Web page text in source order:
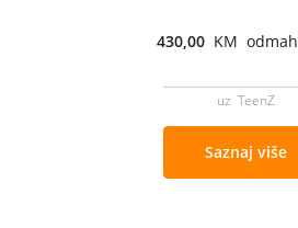
430,00 KM odmah
uz TeenZ
Saznaj više